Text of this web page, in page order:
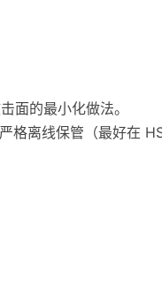
的最小化做法。
格离线保管（最好在